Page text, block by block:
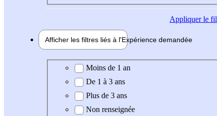
Appliquerle
Afficher les filtres liés à l'Expérience demandée
Expérience demandée
Moins de 1 an
De 1 à 3 ans
Plus de 3 ans
Non renseignée